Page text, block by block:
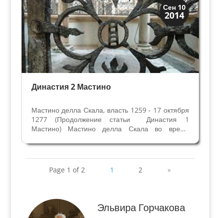
Сен 10
2014
Верона и Падуя
Династии
Династия 2 Мастино
Мастино делла Скала, власть 1259 - 17 октября
1277 (Продолжение статьи Династия 1
Мастино) Мастино делла Скала во время
XIII века, занимается укреплением своих замков
в округе и украшением домов в Вероне,
экономикой и...
Page 1 of 2 1 2 »
Эльвира Горчакова